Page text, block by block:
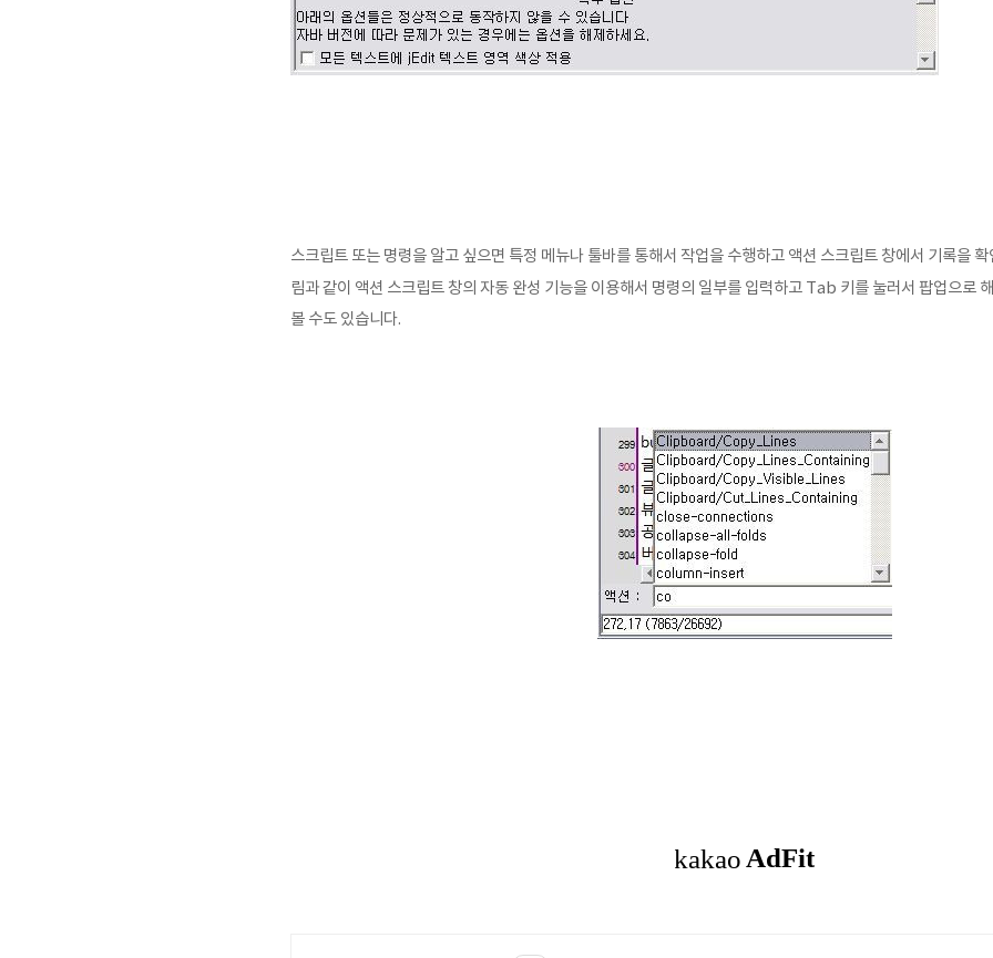
스크립트 또는 명령을 알고 싶으면 특정 메뉴나 툴바를 통해서 작업을 수행하고 액션 스크립트 창에서 기록을
림과 같이 액션 스크립트 창의 자동 완성 기능을 이용해서 명령의 일부를 입력하고 Tab 키를 눌러서 팝업으로
볼 수도 있습니다.